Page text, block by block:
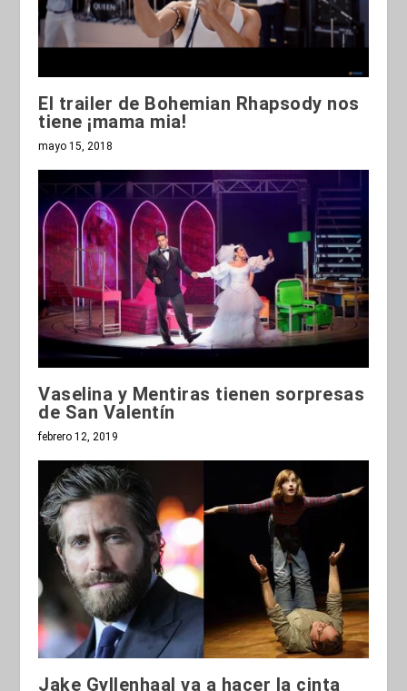
El trailer de Bohemian Rhapsody nos
tiene ¡mama mia!
mayo 15, 2018
Vaselina y Mentiras tienen sorpresas
de San Valentín
febrero 12, 2019
Jake Gyllenhaal va a hacer la cinta